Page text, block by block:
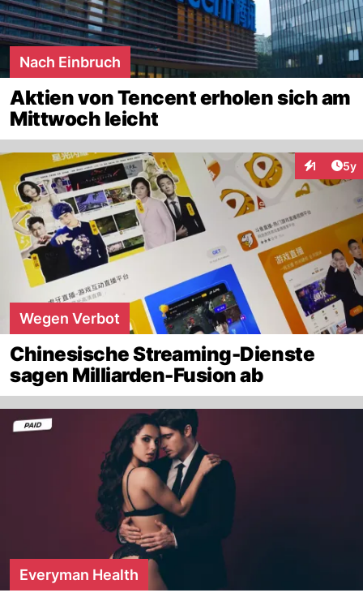
Nach Einbruch
Aktien von Tencent erholen sich am
Mittwoch leicht
1 5y
Wegen Verbot
Chinesische Streaming-Dienste
sagen Milliarden-Fusion ab
Everyman Health